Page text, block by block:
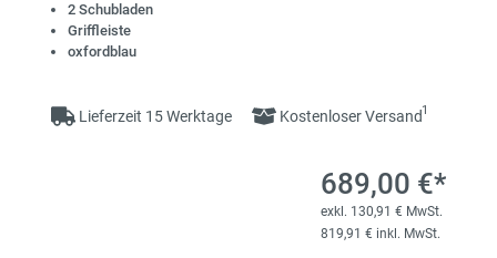
2 Schubladen
Griffleiste
oxfordblau
Lieferzeit 15 Werktage Kostenloser Versand1
689,00 €*
exkl. 130,91 € MwSt.
819,91 € inkl. MwSt.